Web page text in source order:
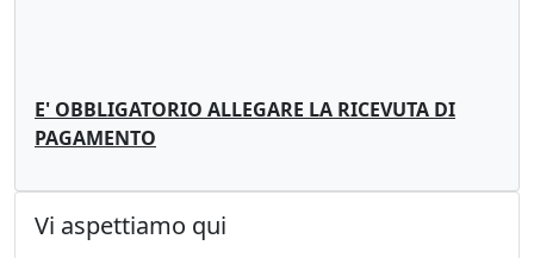
E' OBBLIGATORIO ALLEGARE LA RICEVUTA DI
PAGAMENTO
Vi aspettiamo qui